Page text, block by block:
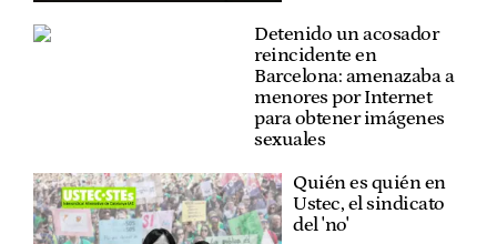
Detenido un acosador
reincidente en
Barcelona: amenazaba a
menores por Internet
para obtener imágenes
sexuales
Quién es quién en
Ustec, el sindicato
del 'no'